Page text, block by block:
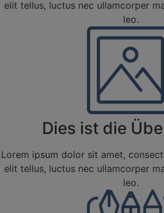
elit tellus, luctus nec ullamcorper
leo.
Dies ist die
Lorem ipsum dolor sit amet,
elit tellus, luctus nec ullamcorper
leo.